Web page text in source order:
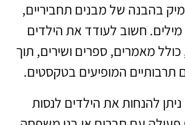
בהבנה של מבנים תחביריים,
מילים. חשוב לעודד את הילדים
מאמרים, ספרים ושירים, תוך
המופיעים בטקסטים.
להנחות את הילדים לנסות